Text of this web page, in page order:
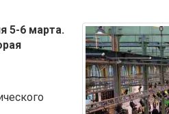
5-6 марта.